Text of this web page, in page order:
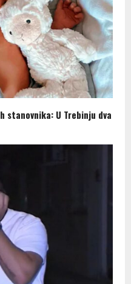
stanovnika: U Trebinju dva